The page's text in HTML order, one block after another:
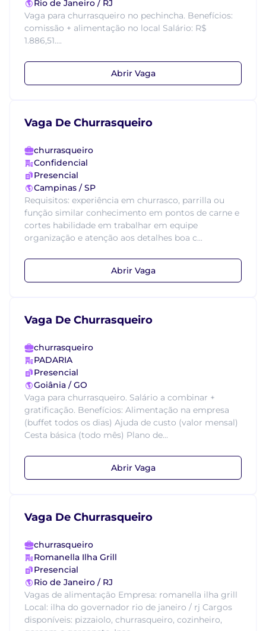
Rio de Janeiro / RJ
Vaga para churrasqueiro no pechincha. Benefícios:
comissão + alimentação no local Salário: R$
1.886,51....
Abrir Vaga
Vaga De Churrasqueiro
churrasqueiro
Confidencial
Presencial
Campinas / SP
Requisitos: experiência em churrasco, parrilla ou
função similar conhecimento em pontos de carne e
cortes habilidade em trabalhar em equipe
organização e atenção aos detalhes boa c...
Abrir Vaga
Vaga De Churrasqueiro
churrasqueiro
PADARIA
Presencial
Goiânia / GO
Vaga para churrasqueiro. Salário a combinar +
gratificação. Benefícios: Alimentação na empresa
(buffet todos os dias) Ajuda de custo (valor mensal)
Cesta básica (todo mês) Plano de...
Abrir Vaga
Vaga De Churrasqueiro
churrasqueiro
Romanella Ilha Grill
Presencial
Rio de Janeiro / RJ
Vagas de alimentação Empresa: romanella ilha grill
Local: ilha do governador rio de janeiro / rj Cargos
disponíveis: pizzaiolo, churrasqueiro, cozinheiro,